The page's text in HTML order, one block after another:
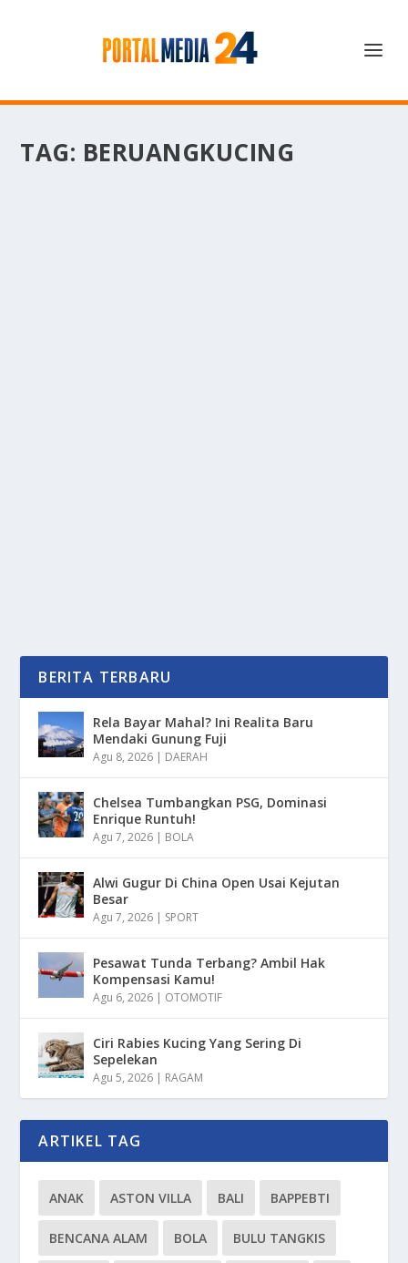
TAG: BERUANGKUCING
BERITA TERBARU
Rela Bayar Mahal? Ini Realita Baru
Mendaki Gunung Fuji
Agu 8, 2026 | DAERAH
Chelsea Tumbangkan PSG, Dominasi
Enrique Runtuh!
Agu 7, 2026 | BOLA
Alwi Gugur Di China Open Usai Kejutan
Besar
Agu 7, 2026 | SPORT
Pesawat Tunda Terbang? Ambil Hak
Kompensasi Kamu!
Agu 6, 2026 | OTOMOTIF
Ciri Rabies Kucing Yang Sering Di
Sepelekan
Agu 5, 2026 | RAGAM
ARTIKEL TAG
ANAK ASTON VILLA BALI BAPPEBTI
BENCANA ALAM BOLA BULU TANGKIS